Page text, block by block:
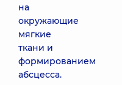
на
окружающие
мягкие
ткани и
формированием
абсцесса.